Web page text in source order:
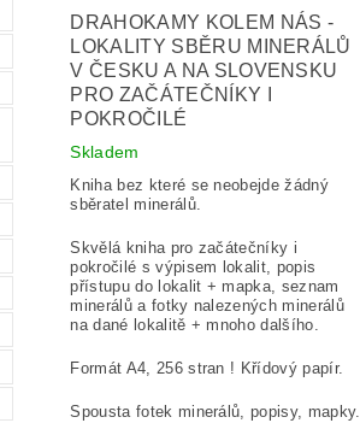
DRAHOKAMY KOLEM NÁS -
LOKALITY SBĚRU MINERÁLŮ
V ČESKU A NA SLOVENSKU
PRO ZAČÁTEČNÍKY I
POKROČILÉ
Skladem
Kniha bez které se neobejde žádný
sběratel minerálů.
Skvělá kniha pro začátečníky i
pokročilé s výpisem lokalit, popis
přístupu do lokalit + mapka, seznam
minerálů a fotky nalezených minerálů
na dané lokalitě + mnoho dalšího.
Formát A4, 256 stran ! Křídový papír.
Spousta fotek minerálů, popisy, mapky.